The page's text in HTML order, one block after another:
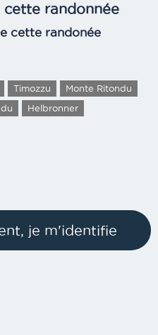
cette randonnée
cette randonée
Timozzu
Monte Ritondu
Helbronner
je m'identifie